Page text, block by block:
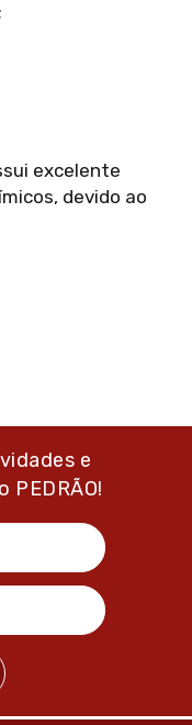
excelente
devido ao
e
PEDRÃO!